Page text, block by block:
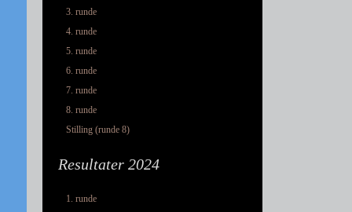
3. runde
4. runde
5. runde
6. runde
7. runde
8. runde
Stilling (runde 8)
Resultater 2024
1. runde